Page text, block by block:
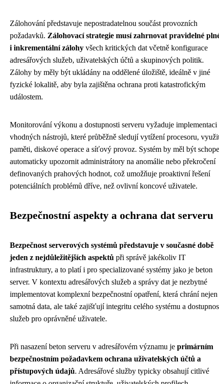
Zálohování představuje nepostradatelnou součást provozních
požadavků. Zálohovací strategie musí zahrnovat pravidelné
i inkrementální zálohy všech kritických dat včetně konfigurace
adresářových služeb, uživatelských účtů a skupinových politik.
Zálohy by měly být ukládány na oddělené úložiště, ideálně v jiné
fyzické lokalitě, aby byla zajištěna ochrana proti katastrofickým
událostem.
Monitorování výkonu a dostupnosti serveru vyžaduje implementaci
vhodných nástrojů, které průběžně sledují vytížení procesoru,
paměti, diskové operace a síťový provoz. Systém by měl být
automaticky upozornit administrátory na anomálie nebo překročení
definovaných prahových hodnot, což umožňuje proaktivní řešení
potenciálních problémů dříve, než ovlivní koncové uživatele.
Bezpečnostní aspekty a ochrana dat serveru
Bezpečnost serverových systémů představuje v současné době
jeden z nejdůležitějších aspektů při správě jakékoliv IT
infrastruktury, a to platí i pro specializované systémy jako je beton
server. V kontextu adresářových služeb a správy dat je nezbytné
implementovat komplexní bezpečnostní opatření, která chrání nejen
samotná data, ale také zajišťují integritu celého systému a
služeb pro oprávněné uživatele.
Při nasazení beton serveru v adresářovém významu je primárním
bezpečnostním požadavkem ochrana uživatelských účtů a
přístupových údajů. Adresářové služby typicky obsahují citlivé